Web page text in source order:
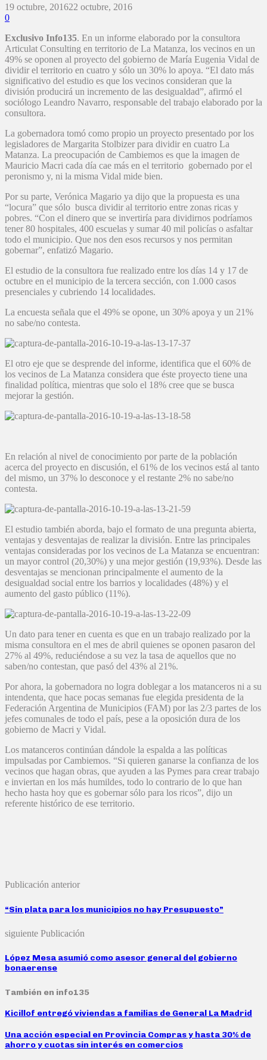
19 octubre, 201622 octubre, 2016
0
Exclusivo Info135. En un informe elaborado por la consultora
Articulat Consulting en territorio de La Matanza, los vecinos en un
49% se oponen al proyecto del gobierno de María Eugenia Vidal de
dividir el territorio en cuatro y sólo un 30% lo apoya. “El dato más
significativo del estudio es que los vecinos consideran que la
división producirá un incremento de las desigualdad”, afirmó el
sociólogo Leandro Navarro, responsable del trabajo elaborado por la
consultora.
La gobernadora tomó como propio un proyecto presentado por los
legisladores de Margarita Stolbizer para dividir en cuatro La
Matanza. La preocupación de Cambiemos es que la imagen de
Mauricio Macri cada día cae más en el territorio gobernado por el
peronismo y, ni la misma Vidal mide bien.
Por su parte, Verónica Magario ya dijo que la propuesta es una
“locura” que sólo busca dividir al territorio entre zonas ricas y
pobres. “Con el dinero que se invertiría para dividirnos podríamos
tener 80 hospitales, 400 escuelas y sumar 40 mil policías o asfaltar
todo el municipio. Que nos den esos recursos y nos permitan
gobernar”, enfatizó Magario.
El estudio de la consultora fue realizado entre los días 14 y 17 de
octubre en el municipio de la tercera sección, con 1.000 casos
presenciales y cubriendo 14 localidades.
La encuesta señala que el 49% se opone, un 30% apoya y un 21%
no sabe/no contesta.
El otro eje que se desprende del informe, identifica que el 60% de
los vecinos de La Matanza considera que éste proyecto tiene una
finalidad política, mientras que solo el 18% cree que se busca
mejorar la gestión.
En relación al nivel de conocimiento por parte de la población
acerca del proyecto en discusión, el 61% de los vecinos está al tanto
del mismo, un 37% lo desconoce y el restante 2% no sabe/no
contesta.
El estudio también aborda, bajo el formato de una pregunta abierta,
ventajas y desventajas de realizar la división. Entre las principales
ventajas consideradas por los vecinos de La Matanza se encuentran:
un mayor control (20,30%) y una mejor gestión (19,93%). Desde las
desventajas se mencionan principalmente el aumento de la
desigualdad social entre los barrios y localidades (48%) y el
aumento del gasto público (11%).
Un dato para tener en cuenta es que en un trabajo realizado por la
misma consultora en el mes de abril quienes se oponen pasaron del
27% al 49%, reduciéndose a su vez la tasa de aquellos que no
saben/no contestan, que pasó del 43% al 21%.
Por ahora, la gobernadora no logra doblegar a los matanceros ni a su
intendenta, que hace pocas semanas fue elegida presidenta de la
Federación Argentina de Municipios (FAM) por las 2/3 partes de los
jefes comunales de todo el país, pese a la oposición dura de los
gobierno de Macri y Vidal.
Los matanceros continúan dándole la espalda a las políticas
impulsadas por Cambiemos. “Si quieren ganarse la confianza de los
vecinos que hagan obras, que ayuden a las Pymes para crear trabajo
e inviertan en los más humildes, todo lo contrario de lo que han
hecho hasta hoy que es gobernar sólo para los ricos”, dijo un
referente histórico de ese territorio.
Publicación anterior
“Sin plata para los municipios no hay Presupuesto”
siguiente Publicación
López Mesa asumió como asesor general del gobierno
bonaerense
También en info135
Kicillof entregó viviendas a familias de General La Madrid
Una acción especial en Provincia Compras y hasta 30% de
ahorro y cuotas sin interés en comercios